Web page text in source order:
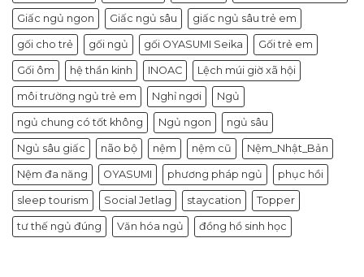
Giấc ngủ ngon Giấc ngủ sâu giấc ngủ sâu trẻ em
gối cho trẻ gối ngủ gối OYASUMI Seika Gối trẻ em
Gối ôm hệ thần kinh INOAC Lệch múi giờ xã hội
môi trường ngủ trẻ em Nghỉ ngơi Ngủ
ngủ chung có tốt không Ngủ ngon ngủ sâu
Ngủ sâu giấc não bộ nệm nệm cũ Nệm_Nhật_Bản
Nệm đa năng OYASUMI phương pháp ngủ phục hồi
sleep tourism Social Jetlag staycation Topper
tư thế ngủ đúng Văn hóa ngủ đồng hồ sinh học